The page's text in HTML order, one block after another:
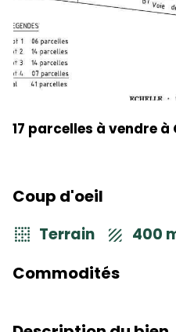
17 parcelles à vendre à
Coup d'oeil
Terrain 400
Commodités